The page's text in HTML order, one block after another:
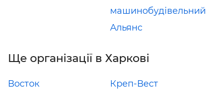
машинобудівельний
Альянс
Ще організації в Харкові
Восток
Креп-Вест